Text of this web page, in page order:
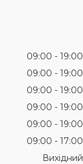
09:00
19:00
09:00
19:00
09:00
19:00
09:00
19:00
09:00
19:00
09:00
17:00
Вихідний